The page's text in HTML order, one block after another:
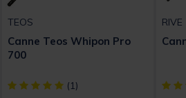
TEOS
Canne Teos Whipon Pro
700
[object Object] out of 5 Customer
(1)
RIVE